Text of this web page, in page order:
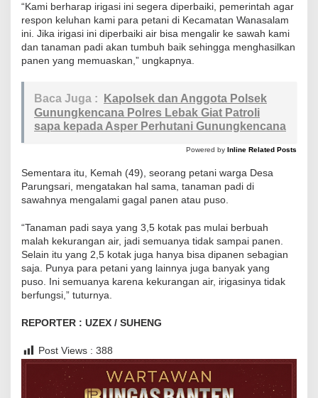
P
a
n
e
P
a
d
i
“Kami berharap irigasi ini segera diperbaiki, pemerintah agar
respon keluhan kami para petani di Kecamatan Wanasalam
ini. Jika irigasi ini diperbaiki air bisa mengalir ke sawah kami
dan tanaman padi akan tumbuh baik sehingga menghasilkan
panen yang memuaskan,” ungkapnya.
Baca Juga :
Kapolsek dan Anggota Polsek
Gunungkencana Polres Lebak Giat Patroli
sapa kepada Asper Perhutani Gunungkencana
Powered by Inline Related Posts
Sementara itu, Kemah (49), seorang petani warga Desa
Parungsari, mengatakan hal sama, tanaman padi di
sawahnya mengalami gagal panen atau puso.
“Tanaman padi saya yang 3,5 kotak pas mulai berbuah
malah kekurangan air, jadi semuanya tidak sampai panen.
Selain itu yang 2,5 kotak juga hanya bisa dipanen sebagian
saja. Punya para petani yang lainnya juga banyak yang
puso. Ini semuanya karena kekurangan air, irigasinya tidak
berfungsi,” tuturnya.
REPORTER : UZEX / SUHENG
Post Views : 388